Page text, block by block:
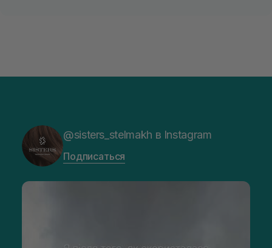
@sisters_stelmakh в Instagram
Подписаться